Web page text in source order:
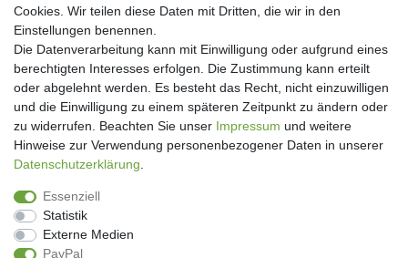
Newsletter
Newsletter
Hiermit bestätige ich, dass ich die
Cookies. Wir teilen diese Daten mit Dritten, die wir in den
Einstellungen benennen.
Die Datenverarbeitung kann mit Einwilligung oder aufgrund eines
berechtigten Interesses erfolgen. Die Zustimmung kann erteilt
oder abgelehnt werden. Es besteht das Recht, nicht einzuwilligen
und die Einwilligung zu einem späteren Zeitpunkt zu ändern oder
zu widerrufen. Beachten Sie unser Impressum und weitere
Hinweise zur Verwendung personenbezogener Daten in unserer
Daten­schutz­erklärung
Essenziell
Statistik
Externe Medien
PayPal